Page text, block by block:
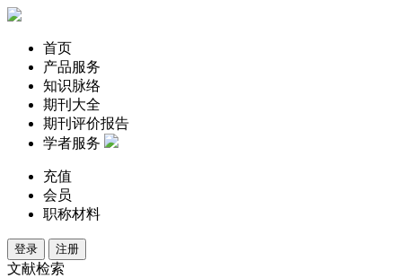
首页
产品服务
知识脉络
期刊大全
期刊评价报告
学者服务
充值
会员
职称材料
登录 注册
文献检索